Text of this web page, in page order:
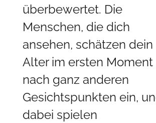
überbewertet. Die
Menschen, die dich
ansehen, schätzen dein
Alter im ersten Moment
nach ganz anderen
Gesichtspunkten ein,
dabei spielen